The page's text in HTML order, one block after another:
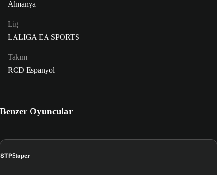
Almanya
Lig
LALIGA EA SPORTS
Takım
RCD Espanyol
Benzer Oyuncular
STPStoper